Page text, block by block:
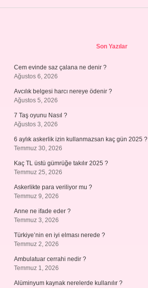
Son Yazılar
Cem evinde saz çalana ne denir ?
Ağustos 6, 2026
Avcılık belgesi harcı nereye ödenir ?
Ağustos 5, 2026
7 Taş oyunu Nasıl ?
Ağustos 3, 2026
6 aylık askerlik izin kullanmazsan kaç gün 2025 ?
Temmuz 30, 2026
Kaç TL üstü gümrüğe takılır 2025 ?
Temmuz 25, 2026
Askerlikte para veriliyor mu ?
Temmuz 9, 2026
Anne ne ifade eder ?
Temmuz 3, 2026
Türkiye’nin en iyi elması nerede ?
Temmuz 2, 2026
Ambulatuar cerrahi nedir ?
Temmuz 1, 2026
Alüminyum kaynak nerelerde kullanılır ?